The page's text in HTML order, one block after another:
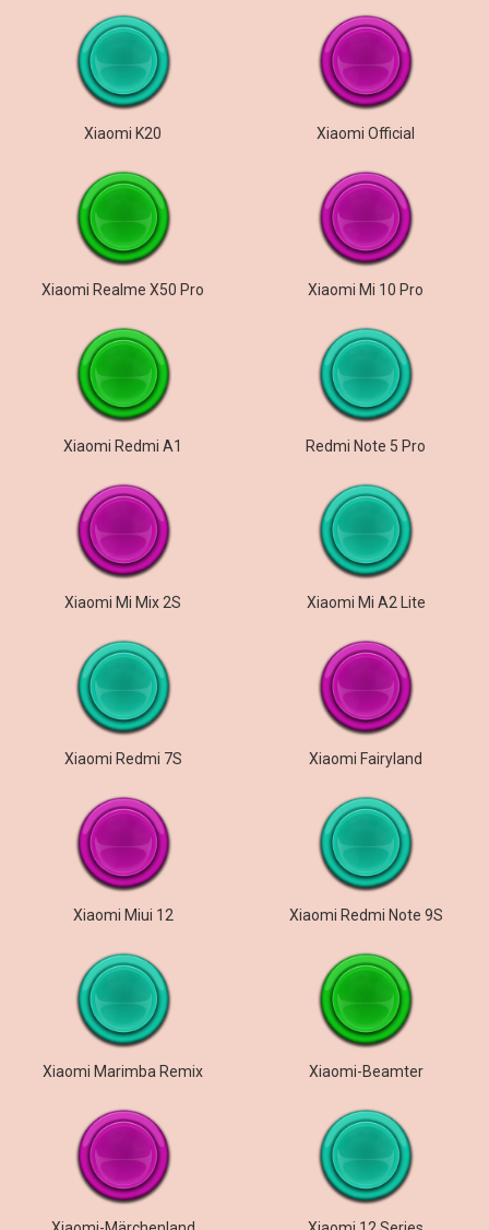
Xiaomi K20 Xiaomi Official
Xiaomi Realme X50 Pro Xiaomi Mi 10 Pro
Xiaomi Redmi A1 Redmi Note 5 Pro
Xiaomi Mi Mix 2S Xiaomi Mi A2 Lite
Xiaomi Redmi 7S Xiaomi Fairyland
Xiaomi Miui 12 Xiaomi Redmi Note 9S
Xiaomi Marimba Remix Xiaomi-Beamter